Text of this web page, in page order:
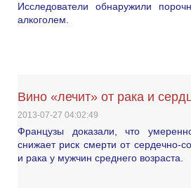
Исследователи обнаружили
алкоголем.
Вино «лечит» от рака и
2013-07-27 04:02:49
Французы доказали, что
снижает риск смерти от сердечно-
и рака у мужчин среднего возраста.